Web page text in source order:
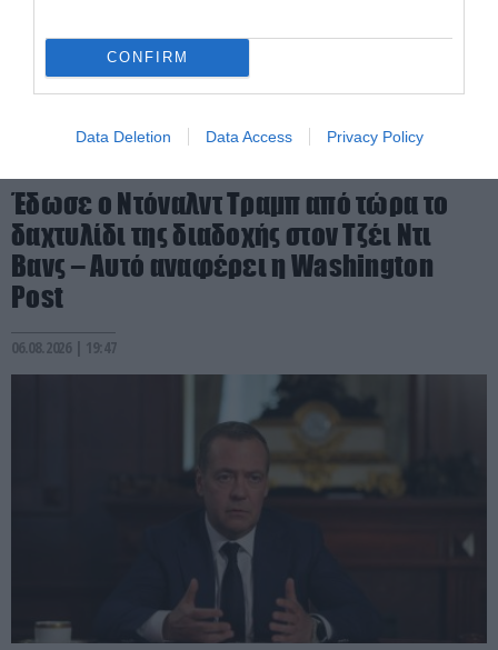
CONFIRM
Data Deletion Data Access Privacy Policy
Έδωσε ο Ντόναλντ Τραμπ από τώρα το
δαχτυλίδι της διαδοχής στον Τζέι Ντι
Βανς – Αυτό αναφέρει η Washington
Post
06.08.2026 | 19:47